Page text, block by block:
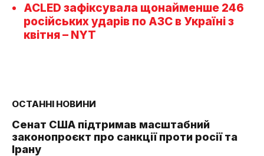
ACLED зафіксувала щонайменше 246
російських ударів по АЗС в Україні з
квітня – NYT
ОСТАННІ НОВИНИ
Сенат США підтримав масштабний
законопроєкт про санкції проти росії та
Ірану